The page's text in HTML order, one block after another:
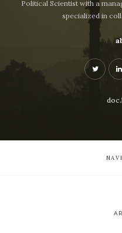
Political Scientist with a
specialized in